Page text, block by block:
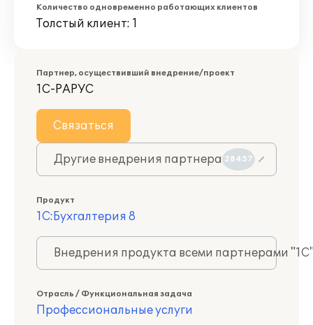
Количество одновременно работающих клиентов
Толстый клиент: 1
Партнер, осуществивший внедрение/проект
1С-РАРУС
Связаться
Другие внедрения партнера 28457
Продукт
1С:Бухгалтерия 8
Внедрения продукта всеми партнерами
Отрасль / Функциональная задача
Профессиональные услуги